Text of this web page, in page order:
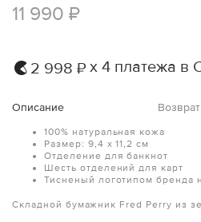
11 990 ₽
2 998 ₽ х 4 платежа в
Описание Возврат
100% натуральная кожа
Размер: 9,4 х 11,2 см
Отделение для банкнот
Шесть отделений для карт
Тисненый логотипом бренда
Складной бумажник Fred Perry из